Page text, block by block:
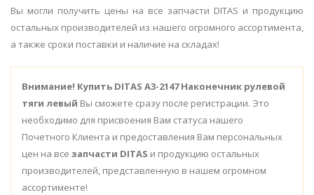
Вы могли получить цены на все запчасти DITAS и продукцию
остальных производителей из нашего огромного ассортимента,
а также сроки поставки и наличие на складах!
Внимание! Купить DITAS A3-2147 Наконечник рулевой
тяги левый Вы сможете сразу после регистрации. Это
необходимо для присвоения Вам статуса нашего
Почетного Клиента и предоставления Вам персональных
цен на все запчасти DITAS и продукцию остальных
производителей, представленную в нашем огромном
ассортименте!